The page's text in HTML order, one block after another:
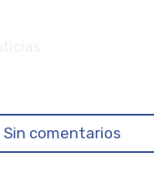
Sin comentarios